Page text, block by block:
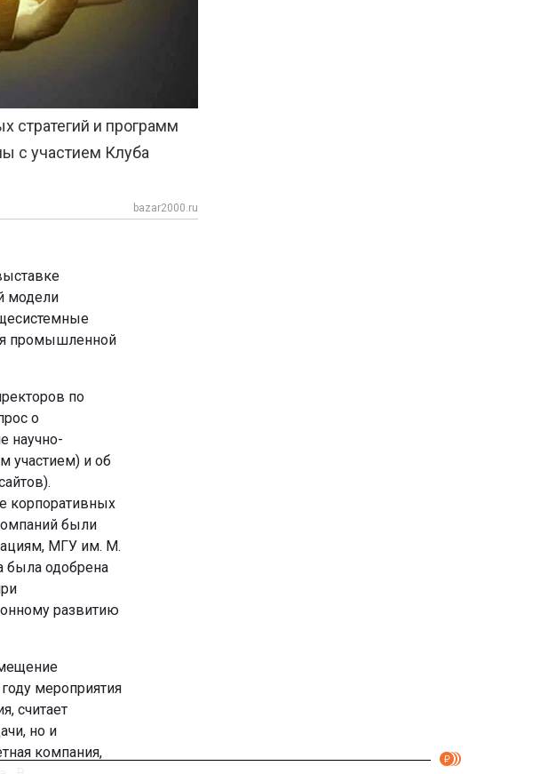
стратегий и программ
с участием Клуба
bazar2000.ru
модели
промышленной
по
о
научно-
участием) и об
корпоративных
были
МГУ им. М.
была одобрена
развитию
мероприятия
считает
но и
компания,